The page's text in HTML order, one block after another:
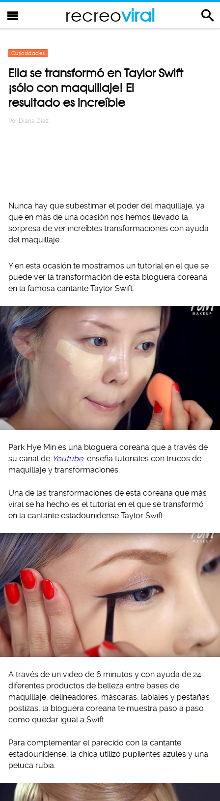
recreoviral
Curiosidades
Ella se transformó en Taylor Swift
¡sólo con maquillaje! El
resultado es increíble
Por Diana Diaz
Nunca hay que subestimar el poder del maquillaje, ya
que en más de una ocasión nos hemos llevado la
sorpresa de ver increíbles transformaciones con ayuda
del maquillaje.
Y en esta ocasión te mostramos un tutorial en el que se
puede ver la transformación de esta bloguera coreana
en la famosa cantante Taylor Swift.
Park Hye Min es una bloguera coreana que a través de
su canal de Youtube enseña tutoriales con trucos de
maquillaje y transformaciones.
Una de las transformaciones de esta coreana que más
viral se ha hecho es el tutorial en el que se transformó
en la cantante estadounidense Taylor Swift.
A través de un video de 6 minutos y con ayuda de 24
diferentes productos de belleza entre bases de
maquillaje, delineadores, máscaras, labiales y pestañas
postizas, la bloguera coreana te muestra paso a paso
como quedar igual a Swift.
Para complementar el parecido con la cantante
estadounidense, la chica utilizó pupilentes azules y una
peluca rubia.